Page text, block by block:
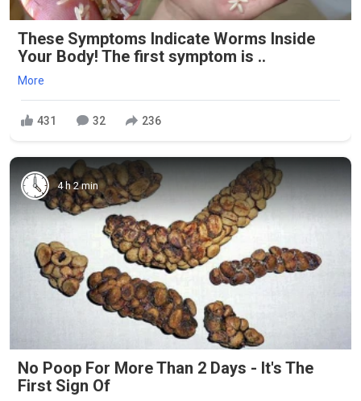
These Symptoms Indicate Worms Inside
Your Body! The first symptom is ..
More
431 32 236
4 h 2 min
No Poop For More Than 2 Days - It's The
First Sign Of